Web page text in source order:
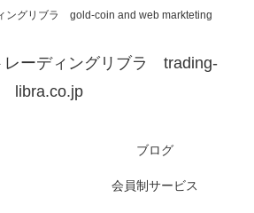
ングリブラ gold-coin and web markteting
ーディングリブラ trading-
libra.co.jp
ブログ
会員制サービス